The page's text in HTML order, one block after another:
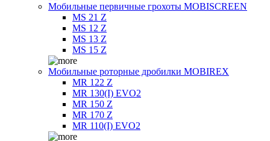
Мобильные первичные грохоты MOBISCREEN
MS 21 Z
MS 12 Z
MS 13 Z
MS 15 Z
Мобильные роторные дробилки MOBIREX
MR 122 Z
MR 130(I) EVO2
MR 150 Z
MR 170 Z
MR 110(I) EVO2